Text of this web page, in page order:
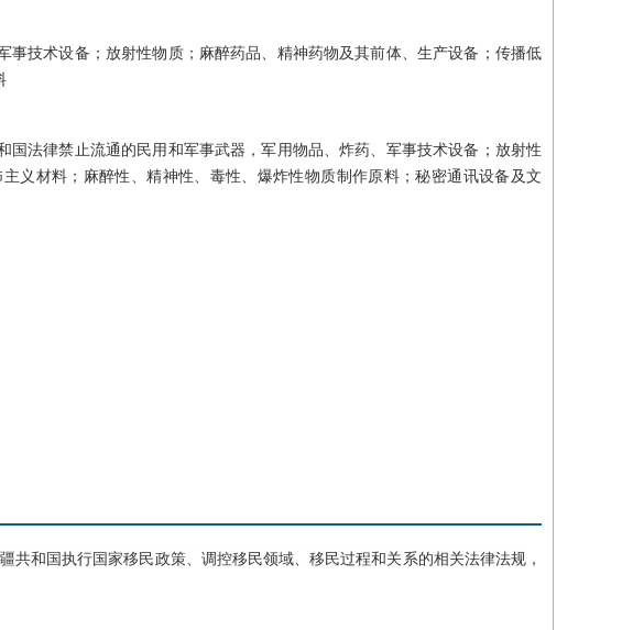
技术设备；放射性物质；麻醉药品、精神药物及其前体、生产设备；传播低
法律禁止流通的民用和军事武器，军用物品、炸药、军事技术设备；放射性
义材料；麻醉性、精神性、毒性、爆炸性物质制作原料；秘密通讯设备及文
和国执行国家移民政策、调控移民领域、移民过程和关系的相关法律法规，